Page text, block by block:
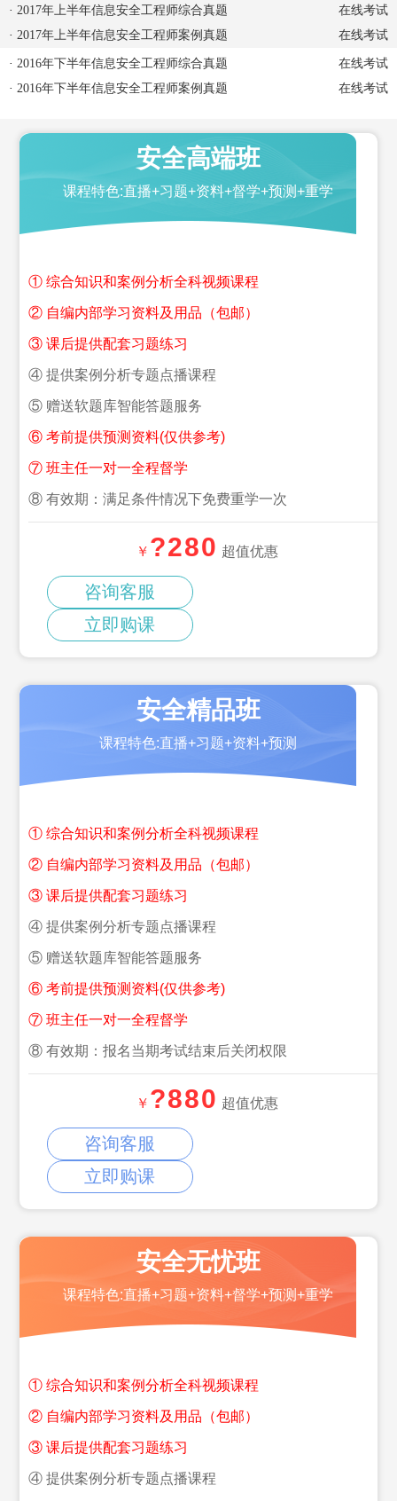
· 2017年上半年信息安全工程师综合真题
在线考试
· 2017年上半年信息安全工程师案例真题 在线考试
· 2016年下半年信息安全工程师综合真题
在线考试
· 2016年下半年信息安全工程师案例真题 在线考试
安全高端班
课程特色:直播+习题+资料+督学+预测+重学
① 综合知识和案例分析全科视频课程
② 自编内部学习资料及用品（包邮）
③ 课后提供配套习题练习
④ 提供案例分析专题点播课程
⑤ 赠送软题库智能答题服务
⑥ 考前提供预测资料(仅供参考)
⑦ 班主任一对一全程督学
⑧ 有效期：满足条件情况下免费重学一次
￥ ?280 超值优惠
咨询客服
立即购课
安全精品班
课程特色:直播+习题+资料+预测
① 综合知识和案例分析全科视频课程
② 自编内部学习资料及用品（包邮）
③ 课后提供配套习题练习
④ 提供案例分析专题点播课程
⑤ 赠送软题库智能答题服务
⑥ 考前提供预测资料(仅供参考)
⑦ 班主任一对一全程督学
⑧ 有效期：报名当期考试结束后关闭权限
￥ ?880 超值优惠
咨询客服
立即购课
安全无忧班
课程特色:直播+习题+资料+督学+预测+重学
① 综合知识和案例分析全科视频课程
② 自编内部学习资料及用品（包邮）
③ 课后提供配套习题练习
④ 提供案例分析专题点播课程